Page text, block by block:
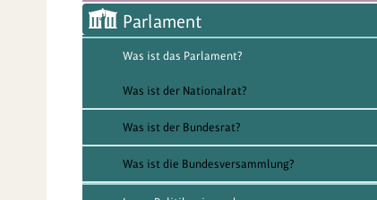
Parlament
Was ist das Parlament?
Was ist der Nationalrat?
Was ist der Bundesrat?
Was ist die Bundesversammlung?